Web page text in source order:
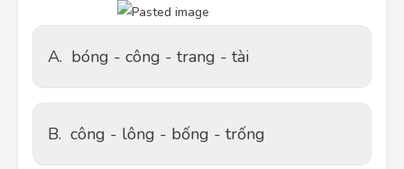
A. bóng - công - trang - tài
B. công - lông - bống - trống